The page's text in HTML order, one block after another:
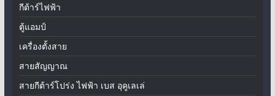
กีต้าร์ไฟฟ้า
ตู้แอมป์
เครื่องตั้งสาย
สายสัญญาณ
สายกีต้าร์โปร่ง ไฟฟ้า เบส อุคูเลเล่